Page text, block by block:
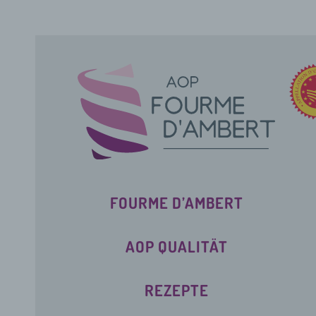
FOURME D’AMBERT
AOP QUALITÄT
REZEPTE